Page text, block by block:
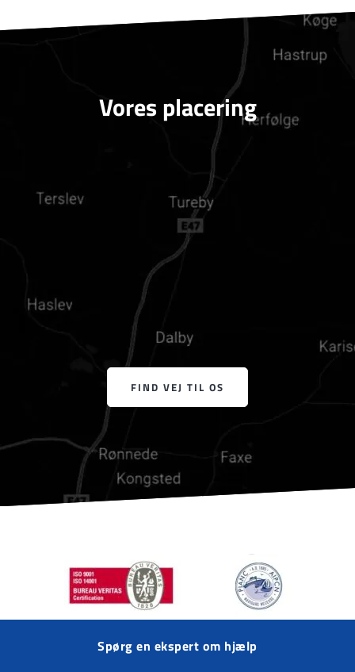
Vores placering
FIND VEJ TIL OS
Spørg en ekspert om hjælp